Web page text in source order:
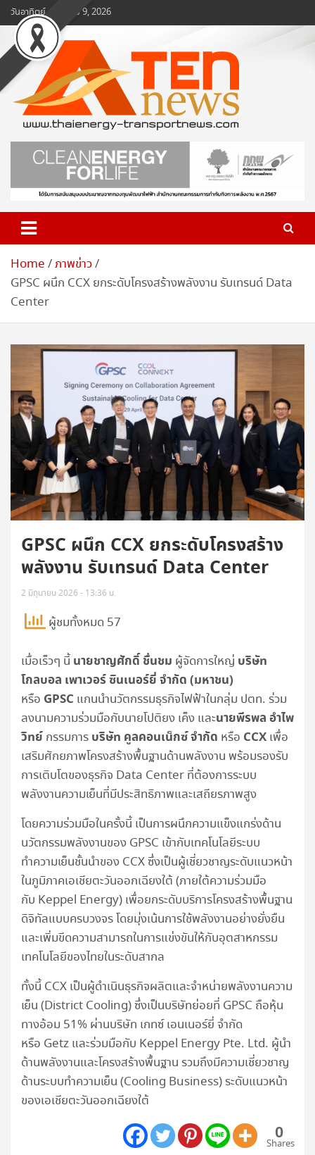
Skip
to
content
วันอาทิตย์, สิงหาคม 9, 2026
www.ten-news.com
ข่าวพลังงานและคมนาคม
Home ภาพข่าว
GPSC ผนึก CCX ยกระดับโครงสร้างพลังงาน รับเทรนด์ Data
Center
GPSC ผนึก CCX ยกระดับโครงสร้าง
พลังงาน รับเทรนด์ Data Center
2 มิถุนายน 2026 - 13:36 น.
ผู้ชมทั้งหมด 57
เมื่อเร็วๆ นี้ นายชาญศักดิ์ ชื่นชม ผู้จัดการใหญ่ บริษัท
โกลบอล เพาเวอร์ ซินเนอร์ยี่ จำกัด (มหาชน)
หรือ GPSC แกนนำนวัตกรรมธุรกิจไฟฟ้าในกลุ่ม ปตท. ร่วม
ลงนามความร่วมมือกับนายโปติยง เค็ง และนายพีรพล อำไพ
วิทย์ กรรมการ บริษัท คูลคอนเน็กซ์ จำกัด หรือ CCX เพื่อ
เสริมศักยภาพโครงสร้างพื้นฐานด้านพลังงาน พร้อมรองรับ
การเติบโตของธุรกิจ Data Center ที่ต้องการระบบ
พลังงานความเย็นที่มีประสิทธิภาพและเสถียรภาพสูง
โดยความร่วมมือในครั้งนี้ เป็นการผนึกความแข็งแกร่งด้าน
นวัตกรรมพลังงานของ GPSC เข้ากับเทคโนโลยีระบบ
ทำความเย็นชั้นนำของ CCX ซึ่งเป็นผู้เชี่ยวชาญระดับแนวหน้า
ในภูมิภาคเอเชียตะวันออกเฉียงใต้ (ภายใต้ความร่วมมือ
กับ Keppel Energy) เพื่อยกระดับบริการโครงสร้างพื้นฐาน
ดิจิทัลแบบครบวงจร โดยมุ่งเน้นการใช้พลังงานอย่างยั่งยืน
และเพิ่มขีดความสามารถในการแข่งขันให้กับอุตสาหกรรม
เทคโนโลยีของไทยในระดับสากล
ทั้งนี้ CCX เป็นผู้ดำเนินธุรกิจผลิตและจำหน่ายพลังงานความ
เย็น (District Cooling) ซึ่งเป็นบริษัทย่อยที่ GPSC ถือหุ้น
ทางอ้อม 51% ผ่านบริษัท เกทซ์ เอนเนอร์ยี่ จำกัด
หรือ Getz และร่วมมือกับ Keppel Energy Pte. Ltd. ผู้นำ
ด้านพลังงานและโครงสร้างพื้นฐาน รวมถึงมีความเชี่ยวชาญ
ด้านระบบทำความเย็น (Cooling Business) ระดับแนวหน้า
ของเอเชียตะวันออกเฉียงใต้
0
Shares